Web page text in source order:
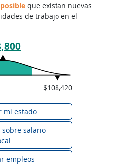
que existan nuevas
de trabajo en el
$108,420
mi estado
salario
empleos